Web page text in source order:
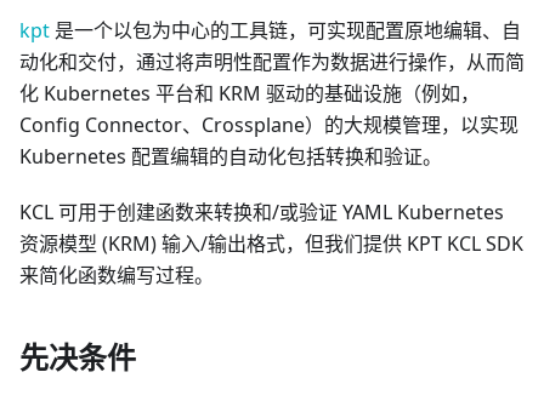
kpt 是一个以包为中心的工具链，可实现配置原地编辑、自
动化和交付，通过将声明性配置作为数据进行操作，从而简
化 Kubernetes 平台和 KRM 驱动的基础设施（例如，
Config Connector、Crossplane）的大规模管理，以实现
Kubernetes 配置编辑的自动化包括转换和验证。
KCL 可用于创建函数来转换和/或验证 YAML Kubernetes
资源模型 (KRM) 输入/输出格式，但我们提供 KPT KCL SDK
来简化函数编写过程。
先决条件